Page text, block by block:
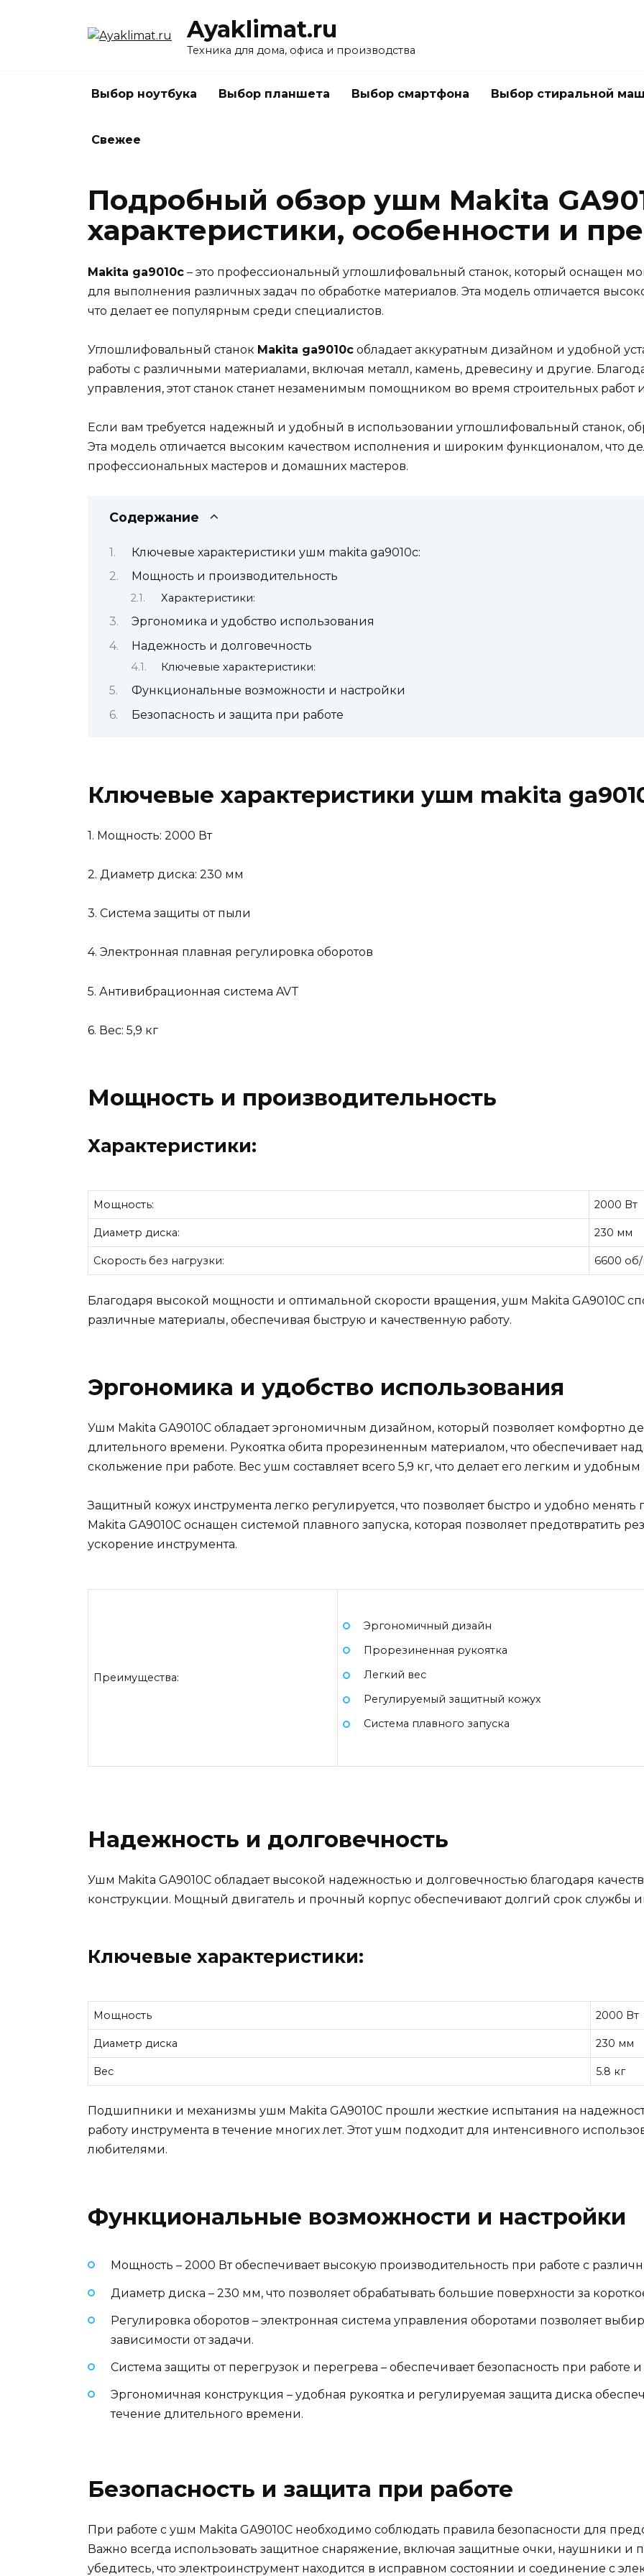
Ayaklimat.ru
Техника для дома, офиса и производства
Выбор ноутбука Выбор планшета Выбор смартфона Выбор стиральной
Свежее
Подробный обзор ушм Makita
характеристики, особенности и
Makita ga9010c – это профессиональный углошлифовальный станок, который оснащен
для выполнения различных задач по обработке материалов. Эта модель отличается
что делает ее популярным среди специалистов.
Углошлифовальный станок Makita ga9010c обладает аккуратным дизайном и удобной
работы с различными материалами, включая металл, камень, древесину и другие.
управления, этот станок станет незаменимым помощником во время строительных работ
Если вам требуется надежный и удобный в использовании углошлифовальный станок,
Эта модель отличается высоким качеством исполнения и широким функционалом, что
профессиональных мастеров и домашних мастеров.
Содержание
Ключевые характеристики ушм makita ga9010c:
Мощность и производительность
Характеристики:
Эргономика и удобство использования
Надежность и долговечность
Ключевые характеристики:
Функциональные возможности и настройки
Безопасность и защита при работе
Ключевые характеристики ушм makita
1. Мощность: 2000 Вт
2. Диаметр диска: 230 мм
3. Система защиты от пыли
4. Электронная плавная регулировка оборотов
5. Антивибрационная система AVT
6. Вес: 5,9 кг
Мощность и производительность
Характеристики:
Мощность: 2000 Вт
Диаметр диска: 230 мм
Скорость без нагрузки: 6600
Благодаря высокой мощности и оптимальной скорости вращения, ушм Makita GA9010C
различные материалы, обеспечивая быструю и качественную работу.
Эргономика и удобство использования
Ушм Makita GA9010C обладает эргономичным дизайном, который позволяет комфортно
длительного времени. Рукоятка обита прорезиненным материалом, что обеспечивает
скольжение при работе. Вес ушм составляет всего 5,9 кг, что делает его легким и
Защитный кожух инструмента легко регулируется, что позволяет быстро и удобно
Makita GA9010C оснащен системой плавного запуска, которая позволяет предотвратить
ускорение инструмента.
Преимущества:
Эргономичный дизайн
Прорезиненная рукоятка
Легкий вес
Регулируемый защитный кожух
Система плавного запуска
Надежность и долговечность
Ушм Makita GA9010C обладает высокой надежностью и долговечностью благодаря
конструкции. Мощный двигатель и прочный корпус обеспечивают долгий срок службы
Ключевые характеристики:
Мощность 2000 Вт
Диаметр диска 230 мм
Вес 5.8 кг
Подшипники и механизмы ушм Makita GA9010C прошли жесткие испытания на
работу инструмента в течение многих лет. Этот ушм подходит для интенсивного
любителями.
Функциональные возможности и настройки
Мощность – 2000 Вт обеспечивает высокую производительность при работе с
Диаметр диска – 230 мм, что позволяет обрабатывать большие поверхности за
Регулировка оборотов – электронная система управления оборотами позволяет
зависимости от задачи.
Система защиты от перегрузок и перегрева – обеспечивает безопасность при работе
Эргономичная конструкция – удобная рукоятка и регулируемая защита диска
течение длительного времени.
Безопасность и защита при работе
При работе с ушм Makita GA9010C необходимо соблюдать правила безопасности для
Важно всегда использовать защитное снаряжение, включая защитные очки, наушники и
убедитесь, что электроинструмент находится в исправном состоянии и соединение с